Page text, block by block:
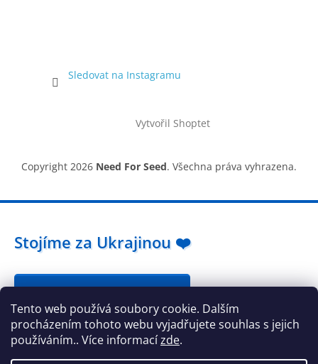
Tento web používá soubory cookie. Dalším
procházením tohoto webu vyjadřujete souhlas s jejich
používáním.. Více informacízde.
Sledovat na Instagramu
Vytvořil Shoptet
Copyright 2026 Need For Seed. Všechna práva vyhrazena.
Stojíme za Ukrajinou ❤️